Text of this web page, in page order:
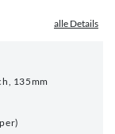
alle Details
135mm